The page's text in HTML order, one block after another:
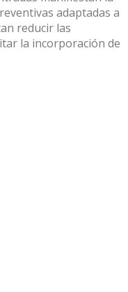
adaptadas a
reducir las
la incorporación de